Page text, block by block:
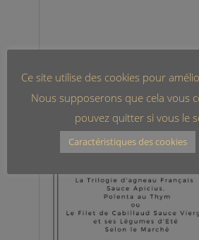
Ce site utilise des cookies pour
Nous supposerons que cela vous
pouvez quitter si vous le
Caractéristiques des cookies